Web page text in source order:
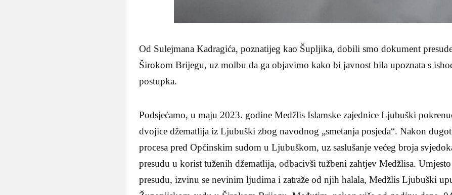
Od Sulejmana Kadragića, poznatijeg kao Šupljika, dobili smo dokument
Širokom Brijegu, uz molbu da ga objavimo kako bi javnost bila upoznata s
postupka.
Podsjećamo, u maju 2023. godine Medžlis Islamske zajednice Ljubuški
dvojice džematlija iz Ljubuški zbog navodnog „smetanja posjeda“. Nakon
procesa pred Općinskim sudom u Ljubuškom, uz saslušanje većeg broja
presudu u korist tuženih džematlija, odbacivši tužbeni zahtjev Medžlisa.
presudu, izvinu se nevinim ljudima i zatraže od njih halala, Medžlis Ljubuški